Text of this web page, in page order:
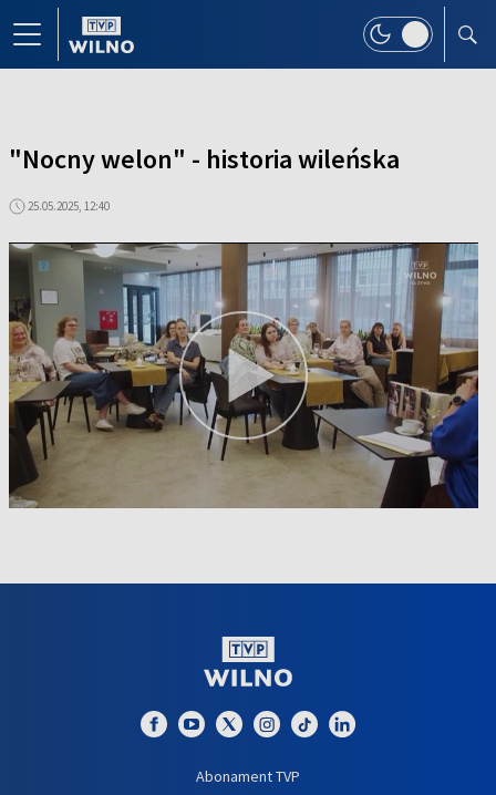
"Nocny welon" - historia wileńska
25.05.2025, 12:40
Abonament TVP